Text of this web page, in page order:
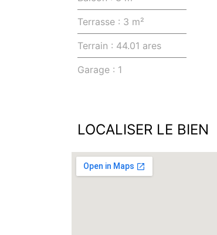
Terrasse : 3 m²
Terrain : 44.01 ares
Garage : 1
LOCALISER LE BIEN